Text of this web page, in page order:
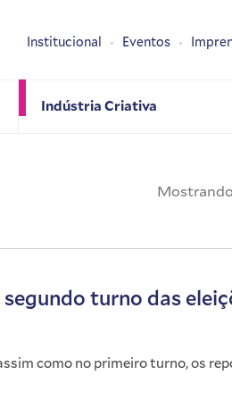
Indústria Criativa
Institucional Eventos
turno das
como no primeiro turno, os